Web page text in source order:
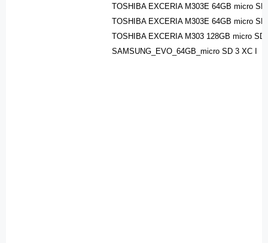
TOSHIBA EXCERIA M303E 64GB micro
TOSHIBA EXCERIA M303E 64GB micro
TOSHIBA EXCERIA M303 128GB micro SD
SAMSUNG_EVO_64GB_micro SD 3 XC I